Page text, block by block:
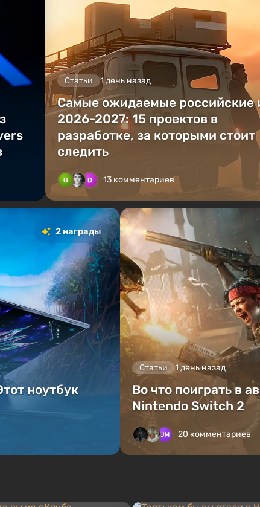
Статьи 1 день назад
Самые ожидаемые российские
2026-2027: 15 проектов в
разработке, за которыми стоит
следить
13 комментариев
2 награды
ноутбук
Статьи 1 день назад
Во что поиграть в
Nintendo Switch 2
20 комментариев